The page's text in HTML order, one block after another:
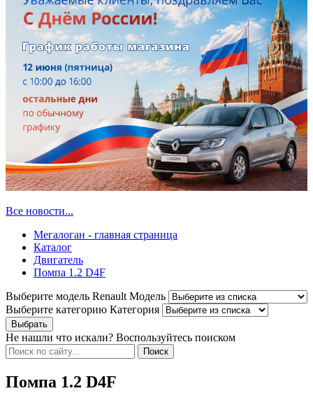
Все новости...
Мегалоган - главная страница
Каталог
Двигатель
Помпа 1.2 D4F
Выберите модель Renault Модель
Выберите категорию Категория
Не нашли что искали? Воспользуйтесь поиском
Помпа 1.2 D4F